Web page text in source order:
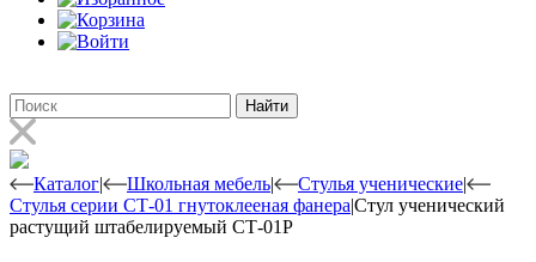
Найти
Каталог| Школьная мебель| Стулья ученические|
Стулья серии СТ-01 гнутоклееная фанера|Стул ученический
растущий штабелируемый СТ-01Р